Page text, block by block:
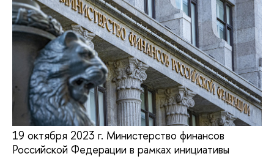
19 октября 2023 г. Министерство финансов
Российской Федерации в рамках инициативы